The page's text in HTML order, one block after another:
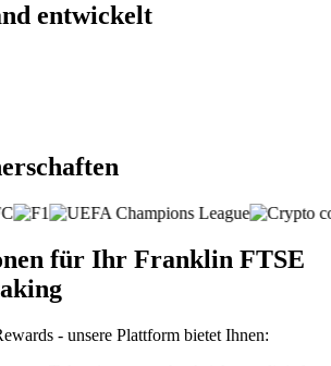
entwickelt
für Ihr Franklin FTSE
- unsere Plattform bietet Ihnen: